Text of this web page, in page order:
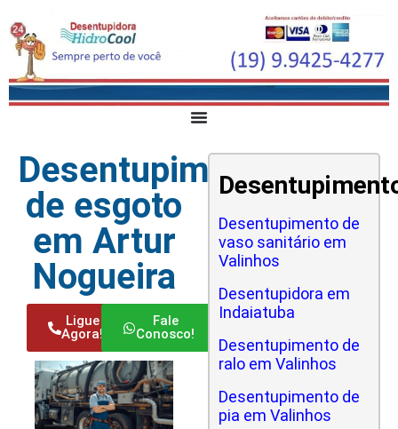
Desentupimento
de esgoto
em Artur
Nogueira
Ligue
Agora!
Fale
Conosco!
Desentupimento de
vaso sanitário em
Valinhos
Desentupidora em
Indaiatuba
Desentupimento de
ralo em Valinhos
Desentupimento de
pia em Valinhos